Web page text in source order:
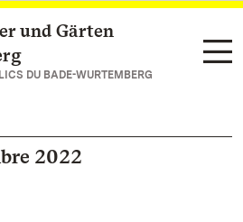
und Gärten
DU BADE-WURTEMBERG
2022